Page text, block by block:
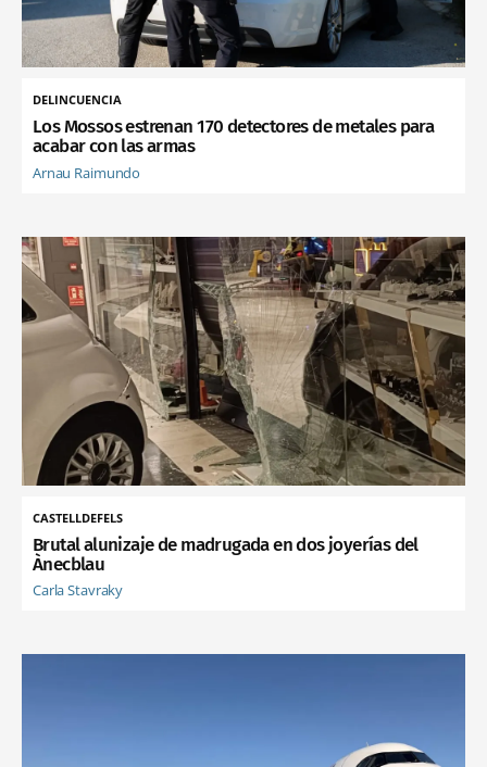
DELINCUENCIA
Los Mossos estrenan 170 detectores de metales para
acabar con las armas
Arnau Raimundo
CASTELLDEFELS
Brutal alunizaje de madrugada en dos joyerías del
Ànecblau
Carla Stavraky